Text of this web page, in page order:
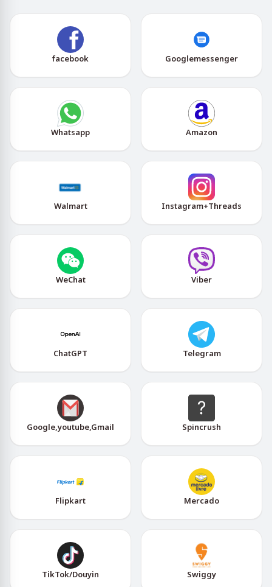
facebook Googlemessenger
Whatsapp Amazon
Walmart Instagram+Threads
WeChat Viber
ChatGPT Telegram
Google,youtube,Gmail Spincrush
Flipkart Mercado
TikTok/Douyin Swiggy